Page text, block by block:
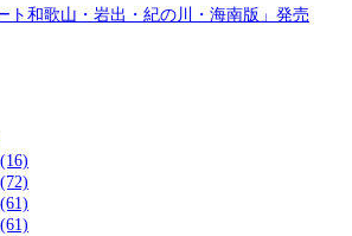
ト和歌山・岩出・紀の川・海南版」発売